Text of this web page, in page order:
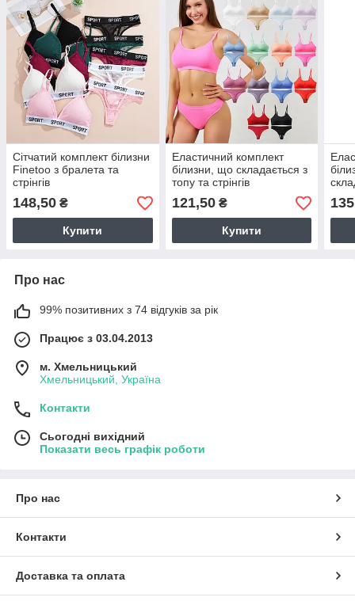
Сітчатий комплект білизни
Finetoo з бралета та
стрінгів
148,50 ₴
Купити
Еластичний комплект
білизни, що складається з
топу та стрінгів
121,50₴
Купити
135
Про нас
99% позитивних з 74 відгуків за рік
Працює з 03.04.2013
м. Хмельницький
Хмельницький, Україна
Контакти
Сьогодні вихідний
Показати весь графік роботи
Про нас
Контакти
Доставка та оплата